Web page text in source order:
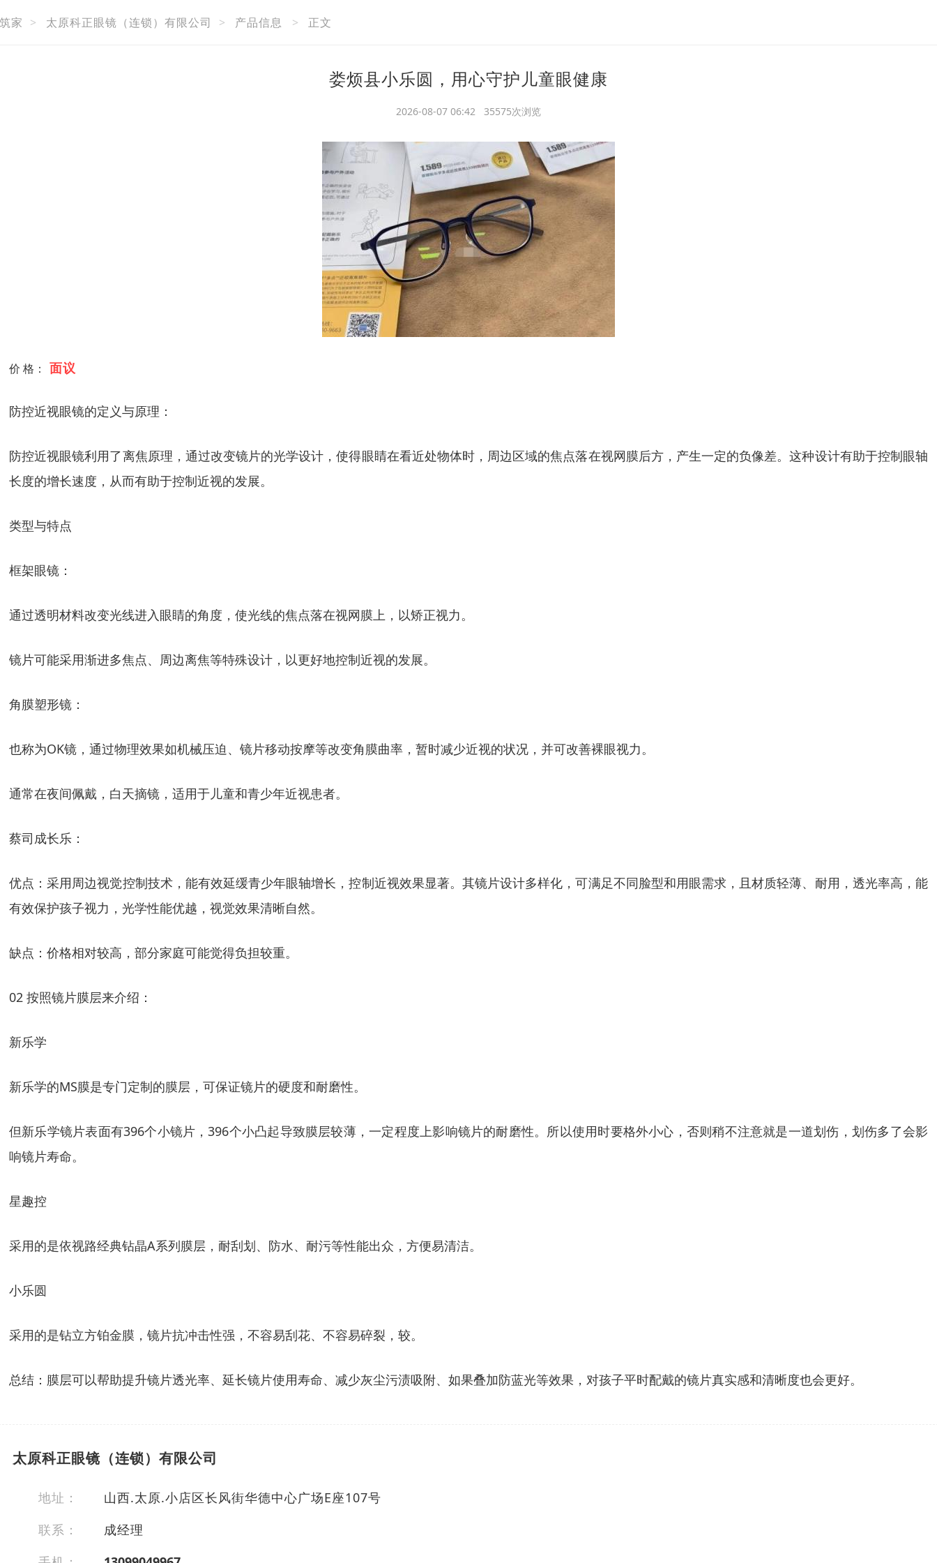
家 > 太原科正眼镜（连锁）有限公司 > 产品信息 > 正文
娄烦县小乐圆，用心守护儿童眼健康
2026-08-07 06:42 35575次浏览
价 格： 面议
防控近视眼镜的定义与原理：
防控近视眼镜利用了离焦原理，通过改变镜片的光学设计，使得眼睛在看近处物体时，周边区域的焦点落在视网膜后方，产生一定的负像差。这种设计有助于控制眼轴
长度的增长速度，从而有助于控制近视的发展。
类型与特点
框架眼镜：
通过透明材料改变光线进入眼睛的角度，使光线的焦点落在视网膜上，以矫正视力。
镜片可能采用渐进多焦点、周边离焦等特殊设计，以更好地控制近视的发展。
角膜塑形镜：
也称为OK镜，通过物理效果如机械压迫、镜片移动按摩等改变角膜曲率，暂时减少近视的状况，并可改善裸眼视力。
通常在夜间佩戴，白天摘镜，适用于儿童和青少年近视患者。
蔡司成长乐：
优点：采用周边视觉控制技术，能有效延缓青少年眼轴增长，控制近视效果显著。其镜片设计多样化，可满足不同脸型和用眼需求，且材质轻薄、耐用，透光率高，能
有效保护孩子视力，光学性能优越，视觉效果清晰自然。
缺点：价格相对较高，部分家庭可能觉得负担较重。
02 按照镜片膜层来介绍：
新乐学
新乐学的MS膜是专门定制的膜层，可保证镜片的硬度和耐磨性。
但新乐学镜片表面有396个小镜片，396个小凸起导致膜层较薄，一定程度上影响镜片的耐磨性。所以使用时要格外小心，否则稍不注意就是一道划伤，划伤多了会影
响镜片寿命。
星趣控
采用的是依视路经典钻晶A系列膜层，耐刮划、防水、耐污等性能出众，方便易清洁。
小乐圆
采用的是钻立方铂金膜，镜片抗冲击性强，不容易刮花、不容易碎裂，较。
总结：膜层可以帮助提升镜片透光率、延长镜片使用寿命、减少灰尘污渍吸附、如果叠加防蓝光等效果，对孩子平时配戴的镜片真实感和清晰度也会更好。
太原科正眼镜（连锁）有限公司
地址：
山西.太原.小店区长风街华德中心广场E座107号
联系：
成经理